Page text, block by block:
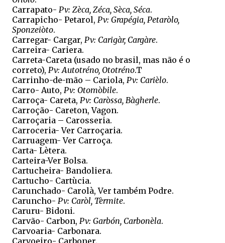
Carrapato- Pv: Zèca, Zéca, Sèca, Séca.
Carrapicho- Petarol, Pv: Grapégia, Petaròlo,
Sponzeiòto.
Carregar- Cargar, Pv: Carigàr, Cargàre.
Carreira- Cariera.
Carreta-Careta (usado no brasil, mas não é o
correto), Pv: Autotréno, Ototréno.T
Carrinho-de-mão – Cariola, Pv: Carièlo.
Carro- Auto, Pv: Otomòbile.
Carroça- Careta, Pv: Caròssa, Bàgherle.
Carroção- Careton, Vagon.
Carroçaria – Carosseria.
Carroceria- Ver Carroçaria.
Carruagem- Ver Carroça.
Carta- Lètera.
Carteira-Ver Bolsa.
Cartucheira- Bandoliera.
Cartucho- Cartùcia.
Carunchado- Carolà, Ver também Podre.
Caruncho- Pv: Caròl, Tèrmite.
Caruru- Bidoni.
Carvão- Carbon, Pv: Garbón, Carbonèla.
Carvoaria- Carbonara.
Carvoeiro- Carboner.